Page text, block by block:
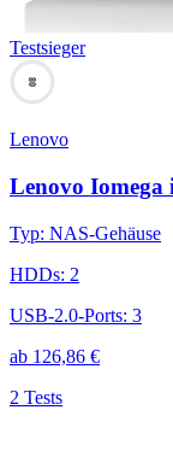
Testsieger
80
Lenovo
Lenovo Iomega
Typ: NAS-Gehäuse
HDDs: 2
USB-2.0-Ports: 3
ab 126,86 €
2 Tests